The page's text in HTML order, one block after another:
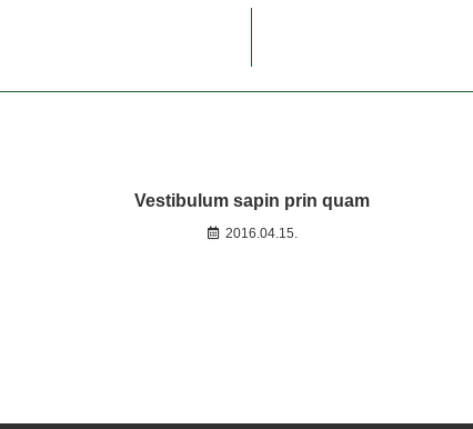
Vestibulum sapin prin quam
2016.04.15.